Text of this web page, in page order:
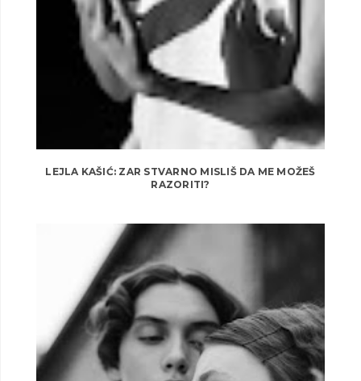
LEJLA KAŠIĆ: ZAR STVARNO MISLIŠ DA ME MOŽEŠ
RAZORITI?